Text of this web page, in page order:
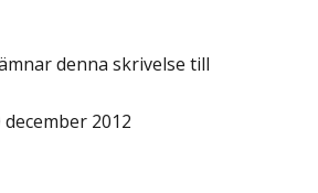
denna skrivelse till
2012